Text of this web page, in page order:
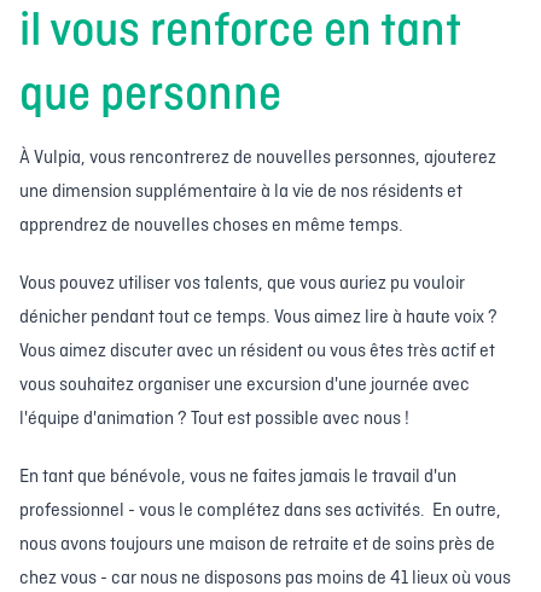
il vous renforce en tant
que personne
À Vulpia, vous rencontrerez de nouvelles personnes, ajouterez
une dimension supplémentaire à la vie de nos résidents et
apprendrez de nouvelles choses en même temps.
Vous pouvez utiliser vos talents, que vous auriez pu vouloir
dénicher pendant tout ce temps. Vous aimez lire à haute voix ?
Vous aimez discuter avec un résident ou vous êtes très actif et
vous souhaitez organiser une excursion d'une journée avec
l'équipe d'animation ? Tout est possible avec nous !
En tant que bénévole, vous ne faites jamais le travail d'un
professionnel - vous le complétez dans ses activités. En outre,
nous avons toujours une maison de retraite et de soins près de
chez vous - car nous ne disposons pas moins de 41 lieux où vous